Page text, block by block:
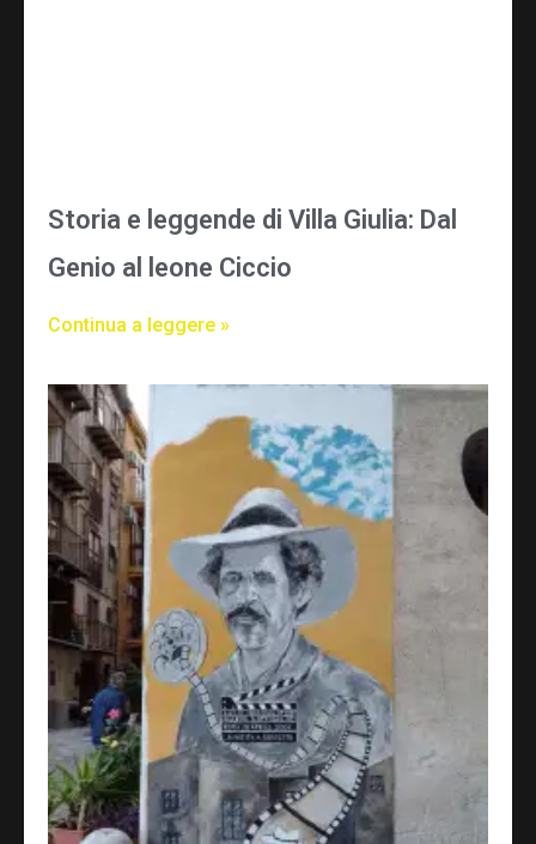
Storia e leggende di Villa Giulia: Dal
Genio al leone Ciccio
Continua a leggere »